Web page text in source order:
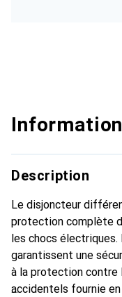
Description
Le disjoncteur
protection complète
les chocs
garantissent une
à la protection
accidentels fournie